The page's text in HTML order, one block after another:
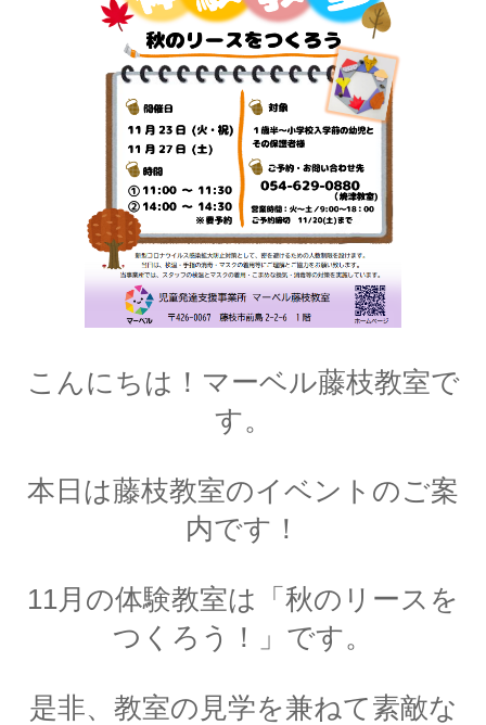
こんにちは！マーベル藤枝教室で
す。
本日は藤枝教室のイベントのご案
内です！
11月の体験教室は「秋のリースを
つくろう！」です。
是非、教室の見学を兼ねて素敵な